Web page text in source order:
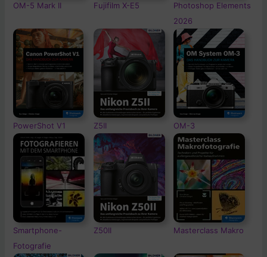
OM-5 Mark II Fujifilm X-E5
Photoshop Elements
2026
PowerShot V1 Z5II OM-3
Smartphone-
Fotografie
Z50II Masterclass Makro